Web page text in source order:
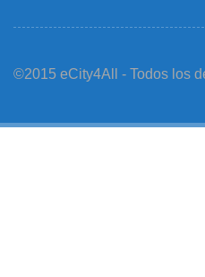
©2015 eCity4All - Todos los